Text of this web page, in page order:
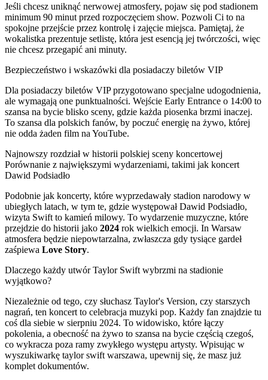
Jeśli chcesz uniknąć nerwowej atmosfery, pojaw się pod stadionem
minimum 90 minut przed rozpoczęciem show. Pozwoli Ci to na
spokojne przejście przez kontrolę i zajęcie miejsca. Pamiętaj, że
wokalistka prezentuje setlistę, która jest esencją jej twórczości, więc
nie chcesz przegapić ani minuty.
Bezpieczeństwo i wskazówki dla posiadaczy biletów VIP
Dla posiadaczy biletów VIP przygotowano specjalne udogodnienia,
ale wymagają one punktualności. Wejście Early Entrance o 14:00 to
szansa na bycie blisko sceny, gdzie każda piosenka brzmi inaczej.
To szansa dla polskich fanów, by poczuć energię na żywo, której
nie odda żaden film na YouTube.
Najnowszy rozdział w historii polskiej sceny koncertowej
Porównanie z największymi wydarzeniami, takimi jak koncert
Dawid Podsiadło
Podobnie jak koncerty, które wyprzedawały stadion narodowy w
ubiegłych latach, w tym te, gdzie występował Dawid Podsiadło,
wizyta Swift to kamień milowy. To wydarzenie muzyczne, które
przejdzie do historii jako 2024 rok wielkich emocji. In Warsaw
atmosfera będzie niepowtarzalna, zwłaszcza gdy tysiące gardeł
zaśpiewa Love Story.
Dlaczego każdy utwór Taylor Swift wybrzmi na stadionie
wyjątkowo?
Niezależnie od tego, czy słuchasz Taylor's Version, czy starszych
nagrań, ten koncert to celebracja muzyki pop. Każdy fan znajdzie tu
coś dla siebie w sierpniu 2024. To widowisko, które łączy
pokolenia, a obecność na żywo to szansa na bycie częścią czegoś,
co wykracza poza ramy zwykłego występu artysty. Wpisując w
wyszukiwarkę taylor swift warszawa, upewnij się, że masz już
komplet dokumentów.